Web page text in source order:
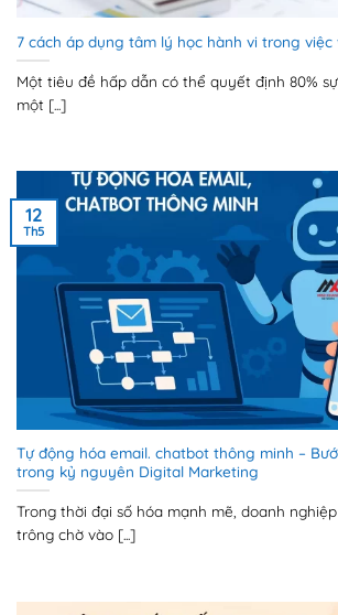
7 cách áp dụng tâm lý học hành vi trong việc
Một tiêu đề hấp dẫn có thể quyết định 80%
một [...]
Tự động hóa email. chatbot thông minh –
trong kỷ nguyên Digital Marketing
Trong thời đại số hóa mạnh mẽ, doanh
trông chờ vào [...]
12
Th5